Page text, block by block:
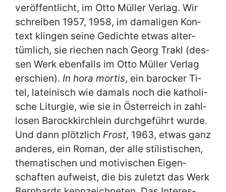
ver­öf­fent­licht, im Ot­to Mül­ler Ver­lag. Wir
schrei­ben 1957, 1958, im da­ma­li­gen Kon­
text klin­gen sei­ne Ge­dich­te et­was al­ter­
tüm­lich, sie rie­chen nach Ge­org Tra­kl (des­
sen Werk eben­falls im Ot­to Mül­ler Ver­lag
er­schien). In ho­ra mor­tis, ein ba­rocker Ti­
tel, la­tei­nisch wie da­mals noch die ka­tho­li­
sche Lit­ur­gie, wie sie in Öster­reich in zahl­
lo­sen Ba­rock­kirch­lein durch­ge­führt wur­de.
Und dann plötz­lich Frost, 1963, et­was ganz
an­de­res, ein Ro­man, der al­le sti­li­sti­schen,
the­ma­ti­schen und mo­ti­vi­schen Ei­gen­
schaf­ten auf­weist, die bis zu­letzt das Werk